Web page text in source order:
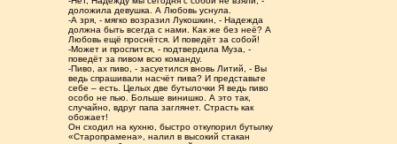
доложила девушка. А Любовь уснула.
-А зря, - мягко возразил Лукошкин, - Надежда
должна быть всегда с нами. Как же без неё? А
Любовь ещё проснётся. И поведёт за собой!
-Может и проспится, - подтвердила Муза, -
поведёт за пивом всю команду.
-Пиво, ах пиво, - засуетился вновь Литий, - Вы
ведь спрашивали насчёт пива? И представьте
себе – есть. Целых две бутылочки Я ведь пиво
особо не пью. Больше винишко. А это так,
случайно, вдруг папа заглянет. Страсть как
обожает!
Он сходил на кухню, быстро откупорил бутылку
«Старопрамена», налил в высокий стакан